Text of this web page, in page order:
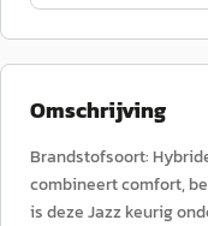
Omschrijving
Brandstofsoort:
combineert comfort,
is deze Jazz keurig